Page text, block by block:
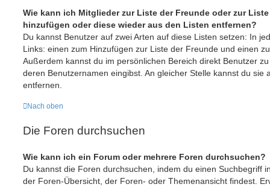
Wie kann ich Mitglieder zur Liste der Freunde oder zur
hinzufügen oder diese wieder aus den Listen entfernen?
Du kannst Benutzer auf zwei Arten auf diese Listen setzen: In
Links: einen zum Hinzufügen zur Liste der Freunde und einen
Außerdem kannst du im persönlichen Bereich direkt Benutzer
deren Benutzernamen eingibst. An gleicher Stelle kannst du sie
entfernen.
Nach oben
Die Foren durchsuchen
Wie kann ich ein Forum oder mehrere Foren durchsuchen?
Du kannst die Foren durchsuchen, indem du einen Suchbegriff
der Foren-Übersicht, der Foren- oder Themenansicht findest.